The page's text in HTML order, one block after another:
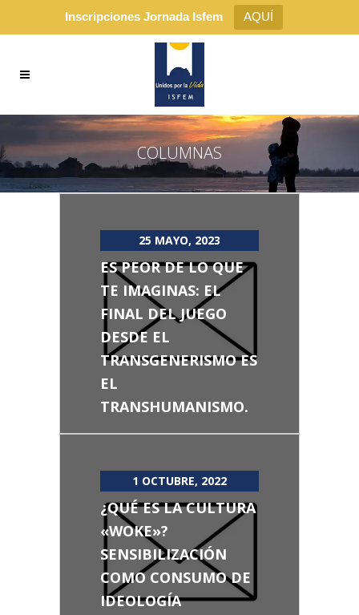
Inscripciones Jornada Isfem AQUÍ
COLUMNAS
25 MAYO, 2023
ES PEOR DE LO QUE
TE IMAGINAS: EL
FINAL DEL JUEGO
DESDE EL
TRANSGENERISMO ES
EL
TRANSHUMANISMO.
1 OCTUBRE, 2022
¿QUÉ ES LA CULTURA
«WOKE»?
SENSIBILIZACIÓN
COMO CONSUMO DE
IDEOLOGÍA